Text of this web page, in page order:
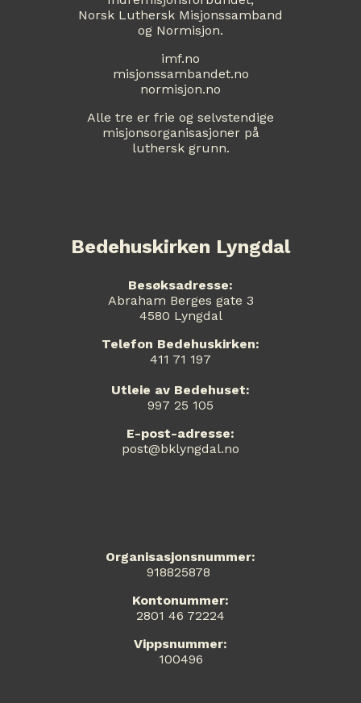
Norsk Luthersk Misjonssamband
og Normisjon.
imf.no
misjonssambandet.no
normisjon.no
Alle tre er frie og selvstendige
misjonsorganisasjoner på
luthersk grunn.
Bedehuskirken Lyngdal
Besøksadresse:
Abraham Berges gate 3
4580 Lyngdal
Telefon Bedehuskirken:
411 71 197
Utleie av Bedehuset:
997 25 105
E-post-adresse:
post@bklyngdal.no
Organisasjonsnummer:
918825878
Kontonummer:
2801 46 72224
Vippsnummer:
100496